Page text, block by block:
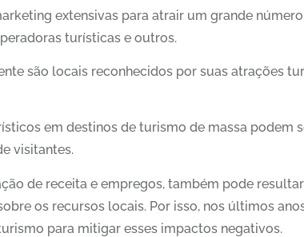
extensivas para atrair um grande
turísticas e outros.
são locais reconhecidos por suas atrações
em destinos de turismo de massa podem
visitantes.
de receita e empregos, também pode
os recursos locais. Por isso, nos últimos
para mitigar esses impactos negativos.